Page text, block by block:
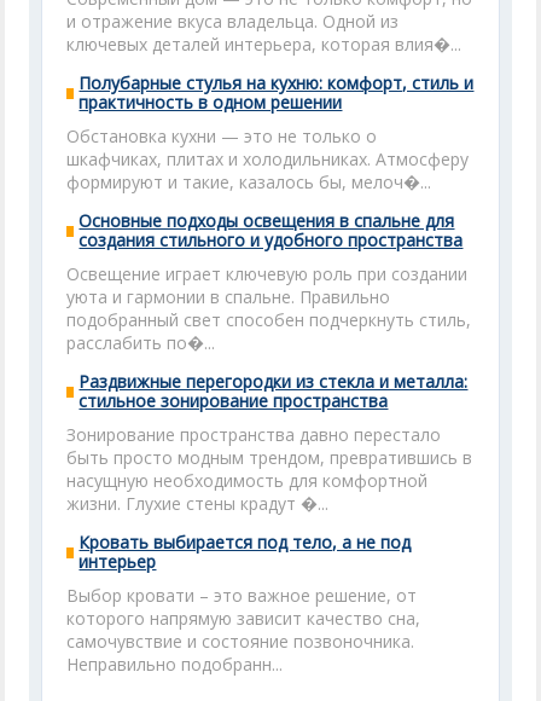
и отражение вкуса владельца. Одной из
ключевых деталей интерьера, которая влия�...
Полубарные стулья на кухню: комфорт, стиль и
практичность в одном решении
Обстановка кухни — это не только о
шкафчиках, плитах и холодильниках. Атмосферу
формируют и такие, казалось бы, мелоч�...
Основные подходы освещения в спальне для
создания стильного и удобного пространства
Освещение играет ключевую роль при создании
уюта и гармонии в спальне. Правильно
подобранный свет способен подчеркнуть стиль,
расслабить по�...
Раздвижные перегородки из стекла и металла:
стильное зонирование пространства
Зонирование пространства давно перестало
быть просто модным трендом, превратившись в
насущную необходимость для комфортной
жизни. Глухие стены крадут �...
Кровать выбирается под тело, а не под
интерьер
Выбор кровати – это важное решение, от
которого напрямую зависит качество сна,
самочувствие и состояние позвоночника.
Неправильно подобранн...